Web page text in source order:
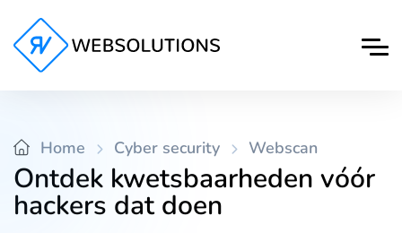
Home Cyber security Webscan
Ontdek kwetsbaarheden vóór
hackers dat doen